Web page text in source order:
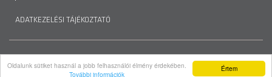
Értem
Oldalunk sütiket használ a jobb felhasználói élmény érdekében.
További információk
ADATKEZELÉSI TÁJÉKOZTATÓ